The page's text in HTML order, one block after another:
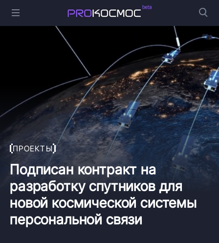
ПРОЕКТЫ
Подписан контракт на
разработку спутников для
новой космической системы
персональной связи